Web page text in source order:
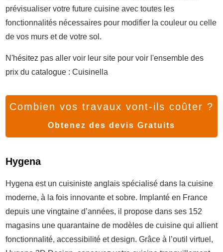
prévisualiser votre future cuisine avec toutes les
fonctionnalités nécessaires pour modifier la couleur ou celle
de vos murs et de votre sol.
N'hésitez pas aller voir leur site pour voir l'ensemble des
prix du catalogue : Cuisinella
Combien vos travaux vont-ils coûter ?
Obtenez des devis Gratuits
Hygena
Hygena est un cuisiniste anglais spécialisé dans la cuisine
moderne, à la fois innovante et sobre. Implanté en France
depuis une vingtaine d’années, il propose dans ses 152
magasins une quarantaine de modèles de cuisine qui allient
fonctionnalité, accessibilité et design. Grâce à l’outil virtuel,